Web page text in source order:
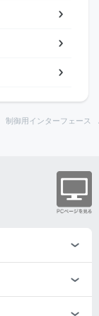
制御用インターフェース